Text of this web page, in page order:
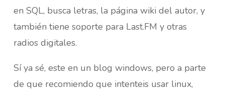
en SQL, busca letras, la página wiki del autor, y
también tiene soporte para Last.FM y otras
radios digitales.
Sí ya sé, este en un blog windows, pero a parte
de que recomiendo que intenteis usar linux,